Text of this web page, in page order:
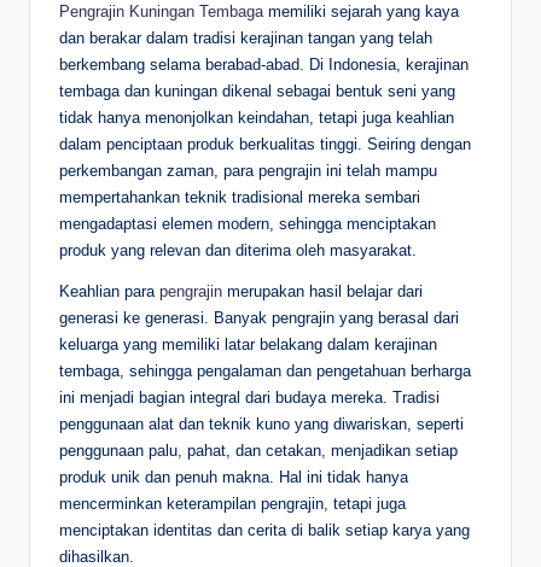
Pengrajin Kuningan Tembaga memiliki sejarah yang kaya
dan berakar dalam tradisi kerajinan tangan yang telah
berkembang selama berabad-abad. Di Indonesia, kerajinan
tembaga dan kuningan dikenal sebagai bentuk seni yang
tidak hanya menonjolkan keindahan, tetapi juga keahlian
dalam penciptaan produk berkualitas tinggi. Seiring dengan
perkembangan zaman, para pengrajin ini telah mampu
mempertahankan teknik tradisional mereka sembari
mengadaptasi elemen modern, sehingga menciptakan
produk yang relevan dan diterima oleh masyarakat.
Keahlian para pengrajin merupakan hasil belajar dari
generasi ke generasi. Banyak pengrajin yang berasal dari
keluarga yang memiliki latar belakang dalam kerajinan
tembaga, sehingga pengalaman dan pengetahuan berharga
ini menjadi bagian integral dari budaya mereka. Tradisi
penggunaan alat dan teknik kuno yang diwariskan, seperti
penggunaan palu, pahat, dan cetakan, menjadikan setiap
produk unik dan penuh makna. Hal ini tidak hanya
mencerminkan keterampilan pengrajin, tetapi juga
menciptakan identitas dan cerita di balik setiap karya yang
dihasilkan.